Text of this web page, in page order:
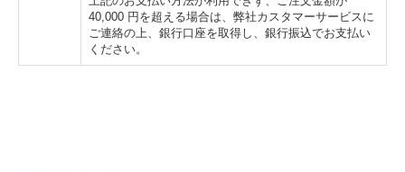
40,000 円を超える場合は、弊社カスタマーサービスに
ご連絡の上、銀行口座を取得し、銀行振込でお支払い
ください。